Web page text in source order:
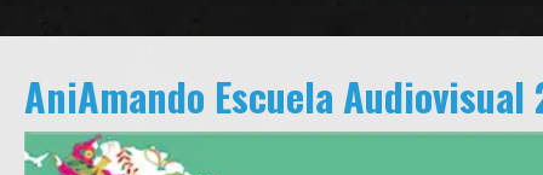
AniAmando Escuela Audiovisual